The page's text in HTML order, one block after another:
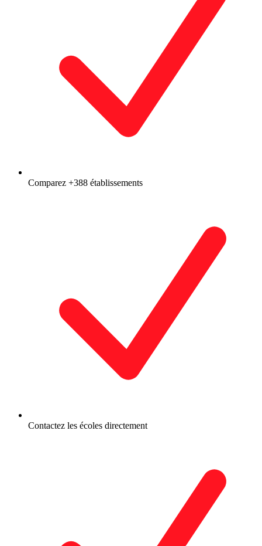
Comparez +388 établissements
Contactez les écoles directement